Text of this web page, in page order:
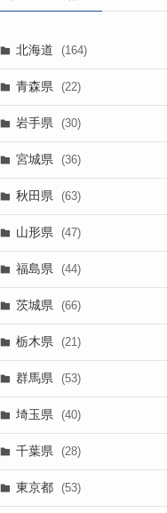
北海道 (164)
青森県 (22)
岩手県 (30)
宮城県 (36)
秋田県 (63)
山形県 (47)
福島県 (44)
茨城県 (66)
栃木県 (21)
群馬県 (53)
埼玉県 (40)
千葉県 (28)
東京都 (53)